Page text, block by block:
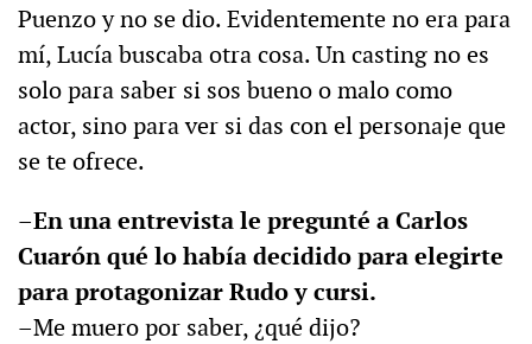
Puenzo y no se dio. Evidentemente no era para
mí, Lucía buscaba otra cosa. Un casting no es
solo para saber si sos bueno o malo como
actor, sino para ver si das con el personaje que
se te ofrece.
–En una entrevista le pregunté a Carlos
Cuarón qué lo había decidido para elegirte
para protagonizar Rudo y cursi.
–Me muero por saber, ¿qué dijo?